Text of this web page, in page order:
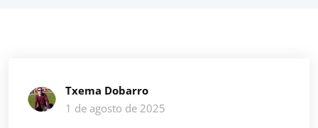
Txema Dobarro
1 de agosto de 2025